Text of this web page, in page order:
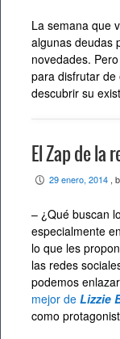
La semana que
algunas deudas
novedades.
para disfrutar
descubrir su
El Zap de la
P 29 enero, 2014 ,
– ¿Qué buscan
especialmente en
lo que les
las redes
podemos enlazar
mejor de Lizzie
como